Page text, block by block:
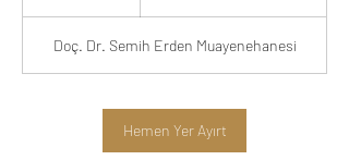
k
.
Doç. Dr. Semih Erden Muayenehanesi
Hemen Yer Ayırt